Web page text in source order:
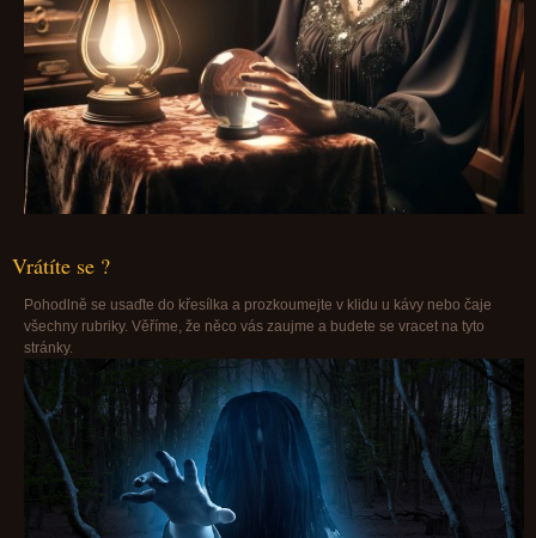
Vrátíte se ?
Pohodlně se usaďte do křesílka a prozkoumejte v klidu u kávy nebo čaje
všechny rubriky. Věříme, že něco vás zaujme a budete se vracet na tyto
stránky.